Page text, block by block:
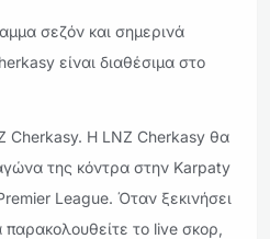
σεζόν και σημερινά
είναι διαθέσιμα στο
Cherkasy. Η LNZ Cherkasy θα
της κόντρα στην Karpaty
League. Όταν ξεκινήσει
το live σκορ,